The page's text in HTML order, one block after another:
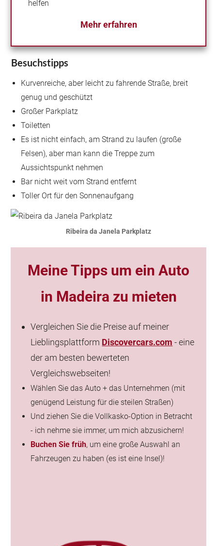
helfen
Mehr erfahren
Besuchstipps
Kurvenreiche, aber leicht zu fahrende Straße, breit
genug und geschützt
Großer Parkplatz
Toiletten
Es ist nicht einfach, am Strand zu laufen (große
Felsen), aber man kann die Treppe zum
Aussichtspunkt nehmen
Bar nicht weit vom Strand entfernt
Toller Ort für den Sonnenaufgang
Ribeira da Janela Parkplatz
Meine Tipps um ein Auto
in Madeira zu mieten
Vergleichen Sie die Preise auf meiner
Lieblingsplattform Discovercars.com - eine
der am besten bewerteten
Vergleichswebseiten!
Wählen Sie das Auto + das Unternehmen (mit
genügend Leistung für die steilen Straßen)
Und ziehen Sie die Vollkasko-Option in Betracht
- ich nehme sie immer, um mich abzusichern!
Buchen Sie früh, um eine große Auswahl an
Fahrzeugen zu haben (es ist eine Insel)!